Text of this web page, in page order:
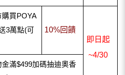
買POYA
3萬點(可
10%回饋
即日起
~4/30
滿$499加碼抽迪奧香